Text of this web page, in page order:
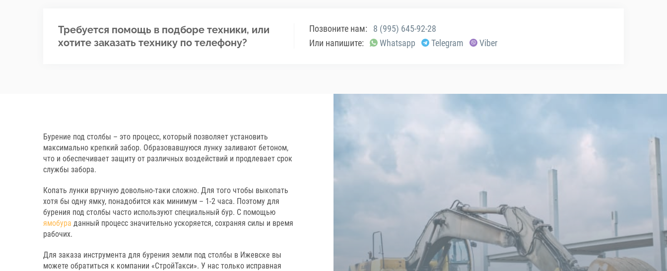
Требуется помощь в подборе техники, или
хотите заказать технику по телефону?
Позвоните нам:
8 (995) 645-92-28
Или напишите:
Whatsapp Telegram Viber
Бурение под столбы – это процесс, который позволяет установить
максимально крепкий забор. Образовавшуюся лунку заливают бетоном,
что и обеспечивает защиту от различных воздействий и продлевает срок
службы забора.
Копать лунки вручную довольно-таки сложно. Для того чтобы выкопать
хотя бы одну ямку, понадобится как минимум – 1-2 часа. Поэтому для
бурения под столбы часто используют специальный бур. С помощью
ямобура данный процесс значительно ускоряется, сохраняя силы и время
рабочих.
Для заказа инструмента для бурения земли под столбы в Ижевске вы
можете обратиться к компании «СтройТакси». У нас только исправная